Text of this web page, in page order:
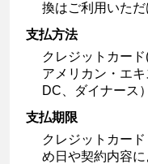
換はご利用いただ
支払方法
クレジットカー
アメリカン・エ
DC、ダイナース）
支払期限
クレジットカー
め日や契約内容